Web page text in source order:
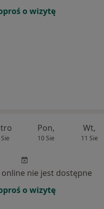
o wizytę
Pon,
10 Sie
Wt,
11 Sie
nie jest dostępne
o wizytę